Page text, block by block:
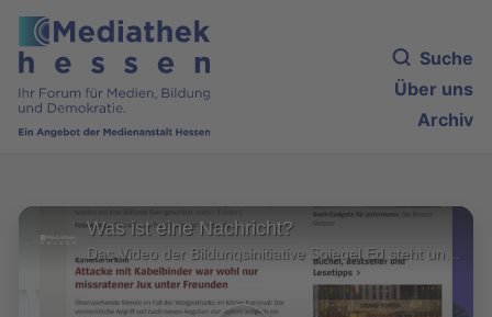
Suche
Über uns
Archiv
Was ist eine Nachricht?